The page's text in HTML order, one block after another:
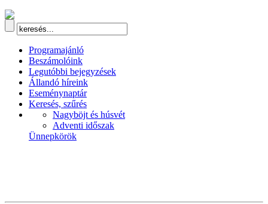
Programajánló
Beszámolóink
Legutóbbi bejegyzések
Állandó híreink
Eseménynaptár
Keresés, szűrés
Nagyböjt és húsvét
Adventi időszak
Ünnepkörök